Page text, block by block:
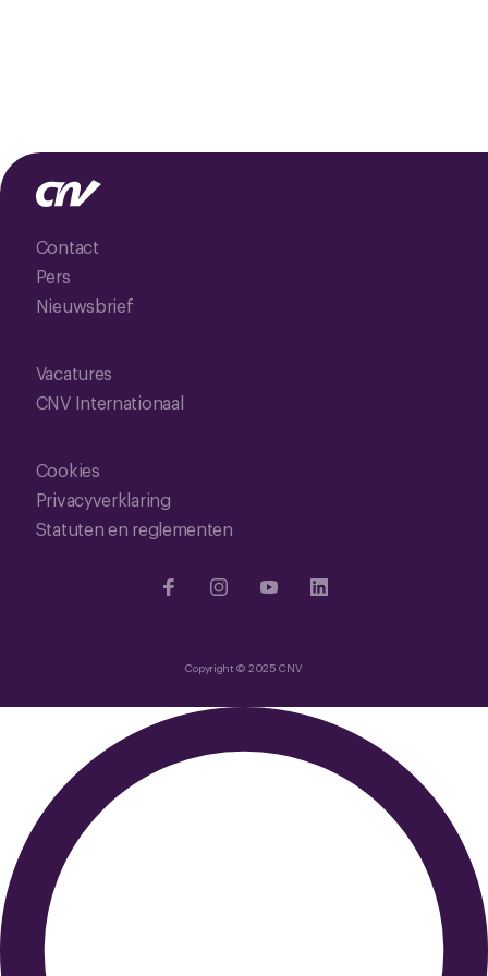
Contact
Pers
Nieuwsbrief
Vacatures
CNV Internationaal
Cookies
Privacyverklaring
Statuten en reglementen
Copyright © 2025 CNV